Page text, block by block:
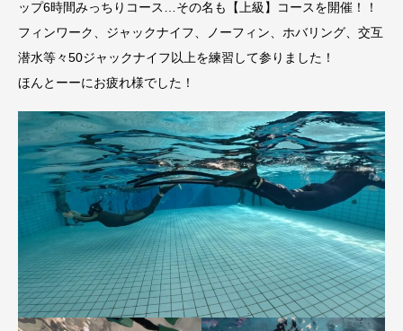
ップ6時間みっちりコース…その名も【上級】コースを開催！！
フィンワーク、ジャックナイフ、ノーフィン、ホバリング、交互
潜水等々50ジャックナイフ以上を練習して参りました！
ほんとーーにお疲れ様でした！